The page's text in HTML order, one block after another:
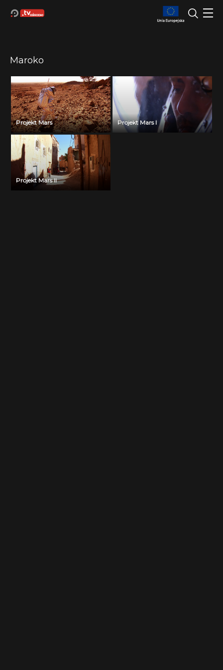
Maroko
Projekt Mars Projekt Mars I
Projekt Mars II